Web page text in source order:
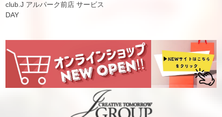
club.J アルパーク前店 サービス
DAY